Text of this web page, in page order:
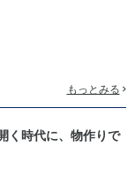
もっとみる
く時代に、物作りで